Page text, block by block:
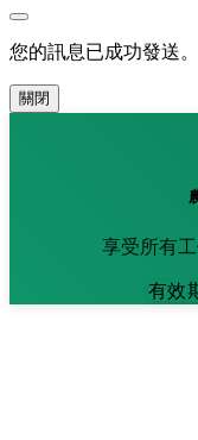
您的訊息已成功發送
關閉
享受所有
有效